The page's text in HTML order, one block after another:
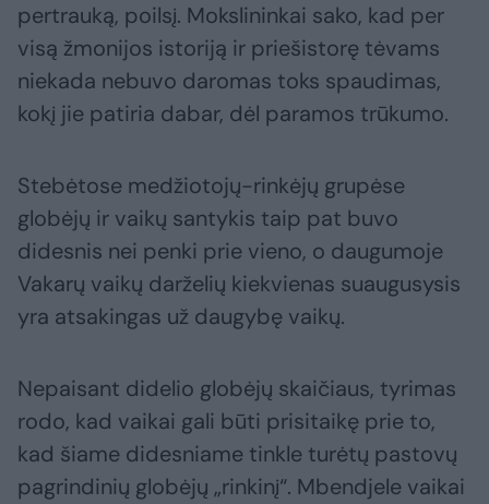
pertrauką, poilsį. Mokslininkai sako, kad per
visą žmonijos istoriją ir priešistorę tėvams
niekada nebuvo daromas toks spaudimas,
kokį jie patiria dabar, dėl paramos trūkumo.
Stebėtose medžiotojų-rinkėjų grupėse
globėjų ir vaikų santykis taip pat buvo
didesnis nei penki prie vieno, o daugumoje
Vakarų vaikų darželių kiekvienas suaugusysis
yra atsakingas už daugybę vaikų.
Nepaisant didelio globėjų skaičiaus, tyrimas
rodo, kad vaikai gali būti prisitaikę prie to,
kad šiame didesniame tinkle turėtų pastovų
pagrindinių globėjų „rinkinį“. Mbendjele vaikai